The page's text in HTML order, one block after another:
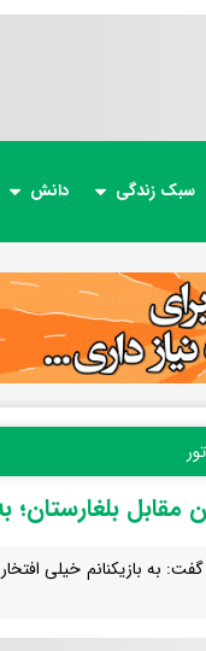
سبک زندگی دانش
مقابل بلغارستان؛
گفت: به بازیکنانم خیلی